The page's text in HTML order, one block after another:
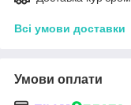
Всі умови доставки
Умови оплати